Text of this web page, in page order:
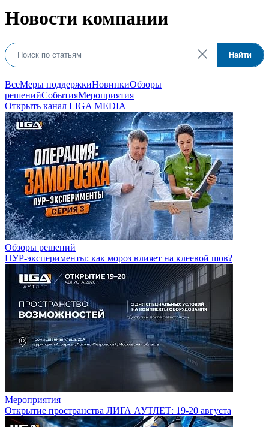
Новости компании
Найти
ВсеМеры поддержкиНовинкиОбзоры
решенийСобытияМероприятия
Открыть канал LIGA MEDIA
Обзоры решений
ПУР-эксперименты: как мороз влияет на клеевой шов?
Мероприятия
Открытие пространства ЛИГА АУТЛЕТ: 19-20 августа